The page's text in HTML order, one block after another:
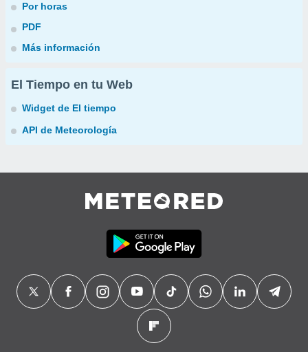
Por horas
PDF
Más información
El Tiempo en tu Web
Widget de El tiempo
API de Meteorología